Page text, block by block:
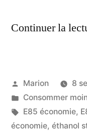
Continuer la
Publié
par
Marion
8
Publié
dans
Consommer
Étiquettes :
E85 économie,
économie, éthanol